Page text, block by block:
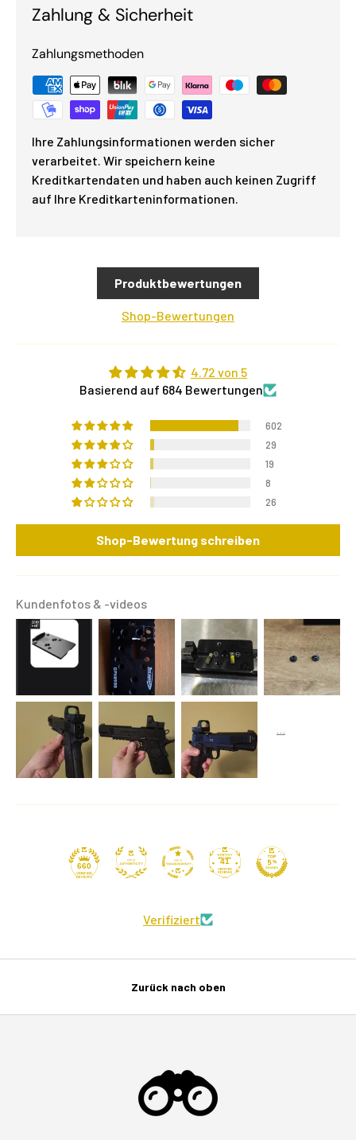
Zahlung & Sicherheit
Zahlungsmethoden
Ihre Zahlungsinformationen werden sicher
verarbeitet. Wir speichern keine
Kreditkartendaten und haben auch keinen Zugriff
auf Ihre Kreditkarteninformationen.
Produktbewertungen
Shop-Bewertungen
4.72 von 5
Basierend auf 684 Bewertungen
602
29
19
8
26
Shop-Bewertung schreiben
Kundenfotos & -videos
660
41
Verifiziert
Zurück nach oben